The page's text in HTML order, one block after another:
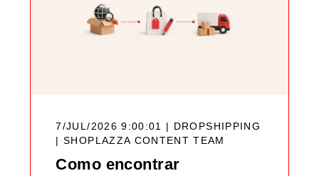
7/JUL/2026 9:00:01 | DROPSHIPPING
|SHOPLAZZA CONTENT TEAM
Como encontrar